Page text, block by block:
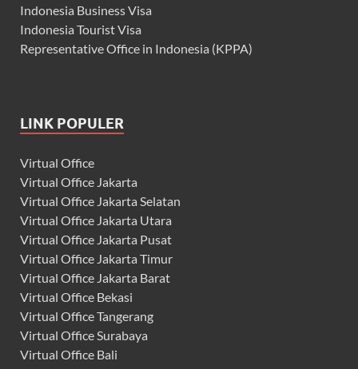
Indonesia Business Visa
Indonesia Tourist Visa
Representative Office in Indonesia (KPPA)
LINK POPULER
Virtual Office
Virtual Office Jakarta
Virtual Office Jakarta Selatan
Virtual Office Jakarta Utara
Virtual Office Jakarta Pusat
Virtual Office Jakarta Timur
Virtual Office Jakarta Barat
Virtual Office Bekasi
Virtual Office Tangerang
Virtual Office Surabaya
Virtual Office Bali